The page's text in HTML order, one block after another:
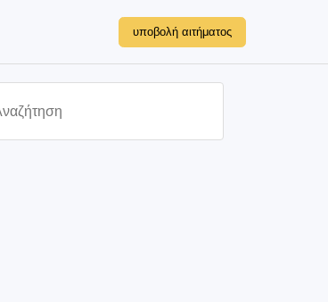
υποβολή αιτήματος